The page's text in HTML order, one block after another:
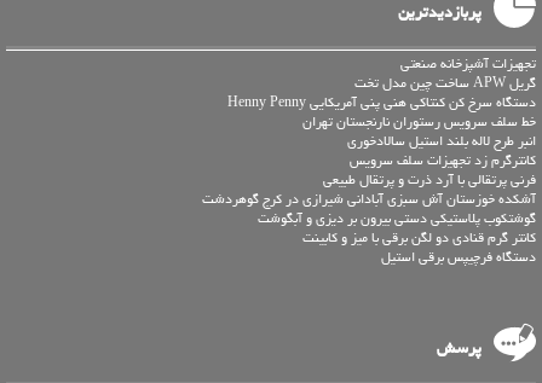
پربازدیدترین
تجهیزات آشپزخانه صنعتی
گریل APW ساخت چین مدل تخت
دستگاه سرخ کن کنتاکی هنی پنی آمریکایی Henny Penny
خط سلف سرویس رستوران نارنجستان تهران
انبر طرح لاله بلند استیل سالادخوری
کانترگرم زد تجهيزات سلف سرویس
فرنی پرتقالی با آرد ذرت و پرتقال طبیعی
آشکده خوزستان آش سبزی آبادانی شیرازی در کرج گوهردشت
گوشتکوب پلاستیکی دستی بیرون بر دیزی و آبگوشت
کانتر گرم قنادی دو لگن برقی با میز و کابینت
دستگاه فرچیپس برقی استیل
پرسش